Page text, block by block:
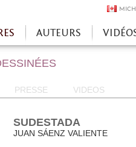
AUTEURS
PRESSE VIDEOS
SUDESTADA
JUAN SÁENZ VALIENTE